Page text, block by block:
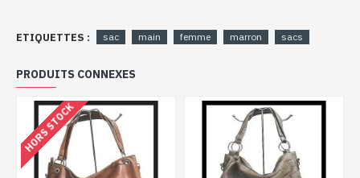
ETIQUETTES : sac main femme marron sacs
PRODUITS CONNEXES
HORS STOCK